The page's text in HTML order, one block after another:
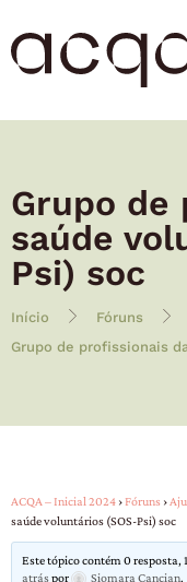
Grupo de
saúde
Psi) soc
Início Fóruns
Grupo de profissionais
ACQA – Inicial 2024 ›Fóruns ›
saúde voluntários (SOS-Psi) soc
Este tópico contém 0
atráspor Siomara Cancian.